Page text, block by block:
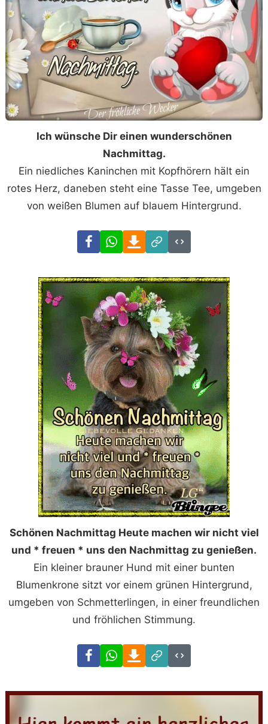
Ich wünsche Dir einen wunderschönen
Nachmittag.
Ein niedliches Kaninchen mit Kopfhörern hält ein
rotes Herz, daneben steht eine Tasse Tee, umgeben
von weißen Blumen auf blauem Hintergrund.
FacebookWhatsAppDownload
Link
Code
Schönen Nachmittag Heute machen wir nicht viel
und * freuen * uns den Nachmittag zu genießen.
Ein kleiner brauner Hund mit einer bunten
Blumenkrone sitzt vor einem grünen Hintergrund,
umgeben von Schmetterlingen, in einer freundlichen
und fröhlichen Stimmung.
FacebookWhatsAppDownload
Link
Code